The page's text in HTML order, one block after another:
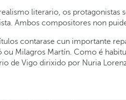
literario, os protagonistas
Ambos compositores non
contarase cun importante
ou Milagros Martín. Como é
de Vigo dirixido por Nuria